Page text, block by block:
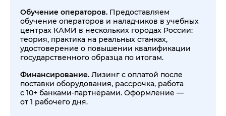
Обучение операторов. Предоставляем
обучение операторов и наладчиков в учебных
центрах КАМИ в нескольких городах России:
теория, практика на реальных станках,
удостоверение о повышении квалификации
государственного образца по итогам.
Финансирование. Лизинг с оплатой после
поставки оборудования, рассрочка, работа
с 10+ банками-партнёрами. Оформление —
от 1 рабочего дня.